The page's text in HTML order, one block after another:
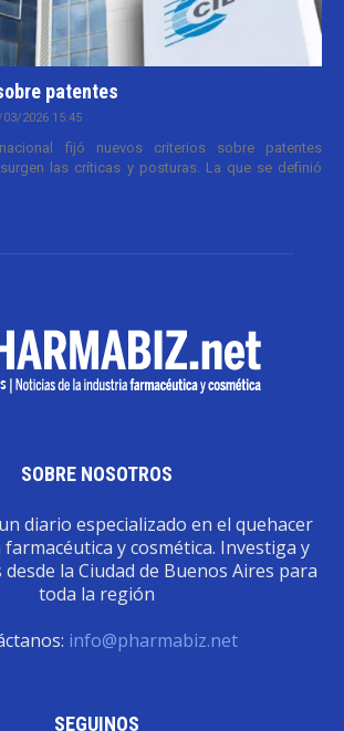
patentes
03/2026 15:45
fijó nuevos criterios sobre patentes
las críticas y posturas. La que se definió
SOBRE NOSOTROS
diario especializado en el quehacer
y cosmética. Investiga y
la Ciudad de Buenos Aires para
toda la región
info@pharmabiz.net
SEGUINOS